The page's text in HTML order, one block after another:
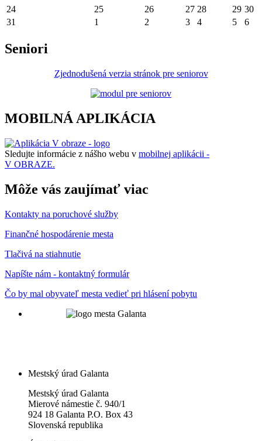
24
25 26 27 28 29 30
31
1 2 3 4 5 6
Seniori
Zjednodušená verzia stránok pre seniorov
MOBILNÁ APLIKÁCIA
Sledujte informácie z nášho webu v mobilnej aplikácii -
V OBRAZE.
Môže vás zaujímať viac
Kontakty na poruchové služby
Finančné hospodárenie mesta
Tlačivá na stiahnutie
Napíšte nám - kontaktný formulár
Čo by mal obyvateľ mesta vedieť pri hlásení pobytu
Mestský úrad Galanta
Mestský úrad Galanta
Mierové námestie č. 940/1
924 18 Galanta P.O. Box 43
Slovenská republika